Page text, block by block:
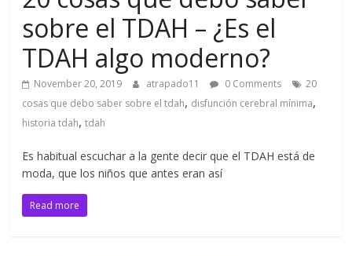
sobre el TDAH – ¿Es el
TDAH algo moderno?
November 20, 2019 atrapado11 0 Comments
20
cosas que debo saber sobre el tdah, disfunción cerebral mínima,
historia tdah,tdah
Es habitual escuchar a la gente decir que el TDAH está de
moda, que los niños que antes eran así
Read more